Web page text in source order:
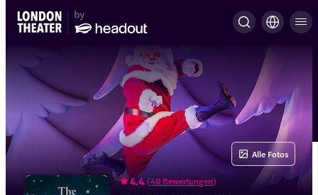
4.4 (49 Bewertungen)
Alle Fotos